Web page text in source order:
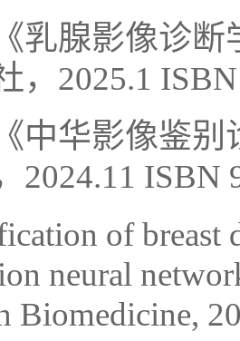
乳腺影像诊
，2025.1
中华影像鉴
2024.11 ISBN
of breast
neural
Biomedicine,